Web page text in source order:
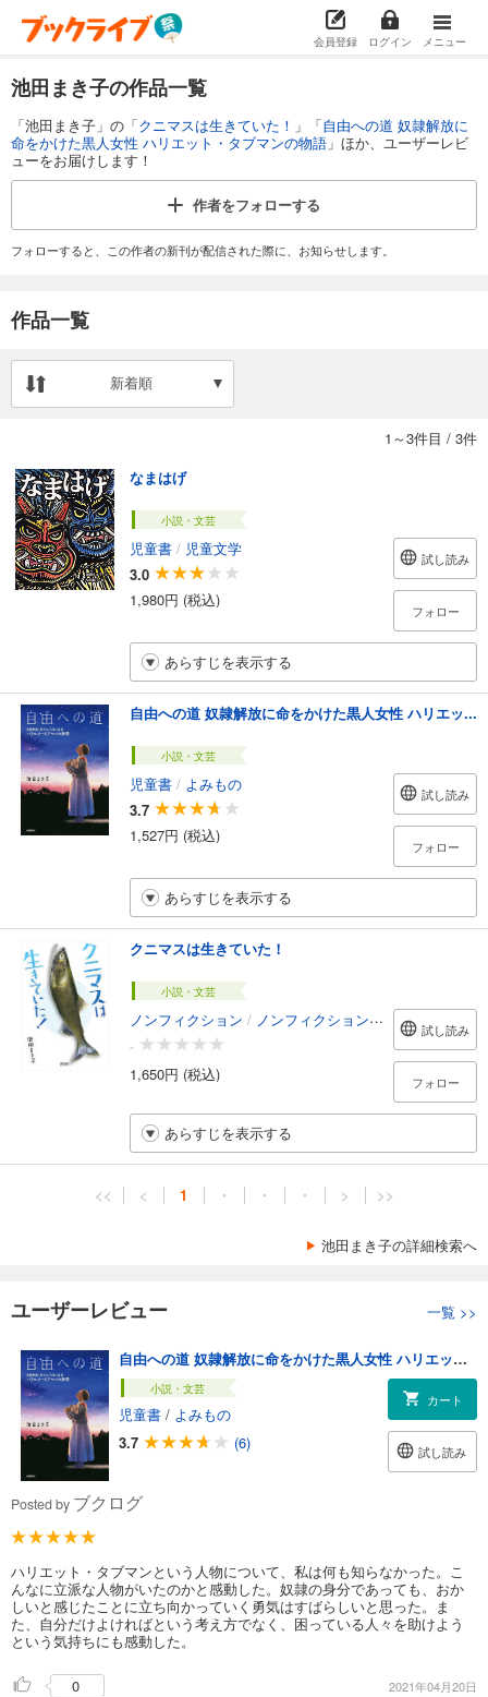
会員登録 ログイン メニュー
池田まき子の作品一覧
「池田まき子」の「クニマスは生きていた！ 」「自由への道 奴隷解放に
命をかけた黒人女性 ハリエット・タブマンの物語 」ほか、ユーザーレビ
ューをお届けします！
作者をフォローする
フォローすると、この作者の新刊が配信された際に、お知らせします。
作品一覧
新着順
1～3件目 / 3件
なまはげ
小説・文芸
児童書 / 児童文学
3.0
1,980円 (税込)
試し読み
フォロー
あらすじを表示する
自由への道 奴隷解放に命をかけた黒人女性 ハリエッ...
小説・文芸
児童書 / よみもの
3.7
1,527円 (税込)
試し読み
フォロー
あらすじを表示する
クニマスは生きていた！
小説・文芸
ノンフィクション / ノンフィクション・ドキュメンタリー
-
1,650円 (税込)
試し読み
フォロー
あらすじを表示する
<< < 1 ・ ・ ・ > >>
池田まき子の詳細検索へ
ユーザーレビュー 一覧 >>
自由への道 奴隷解放に命をかけた黒人女性 ハリエット・タブマンの物語
小説・文芸
児童書 / よみもの
3.7
(6)
カート
試し読み
Posted by ブクログ
ハリエット・タブマンという人物について、私は何も知らなかった。こ
んなに立派な人物がいたのかと感動した。奴隷の身分であっても、おか
しいと感じたことに立ち向かっていく勇気はすばらしいと思った。ま
た、自分だけよければという考え方でなく、困っている人々を助けよう
という気持ちにも感動した。
0 2021年04月20日